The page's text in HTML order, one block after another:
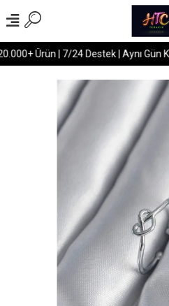
Ürün | 7/24 Destek | Aynı Gün